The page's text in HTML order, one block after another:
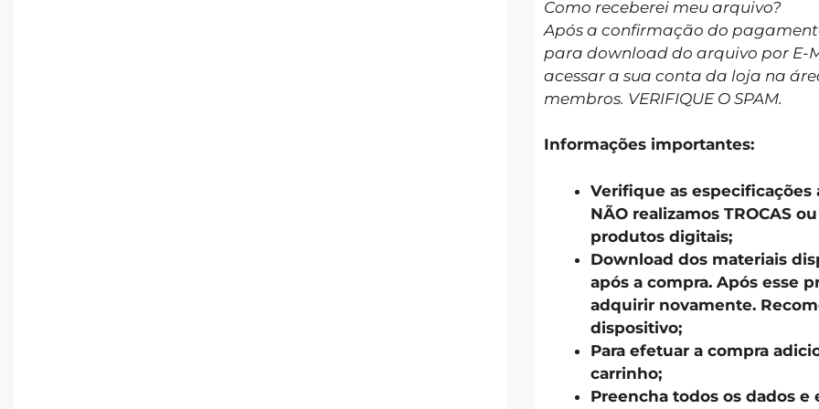
Como receberei meu arquivo?
Após a confirmação do
para download do arquivo por E-
acessar a sua conta da loja na
membros. VERIFIQUE O SPAM.
Informações importantes:
Verifique as especificações
NÃO realizamos TROCAS
produtos digitais;
Download dos materiais
após a compra. Após esse
adquirir novamente.
dispositivo;
Para efetuar a compra
carrinho;
Preencha todos os dados e